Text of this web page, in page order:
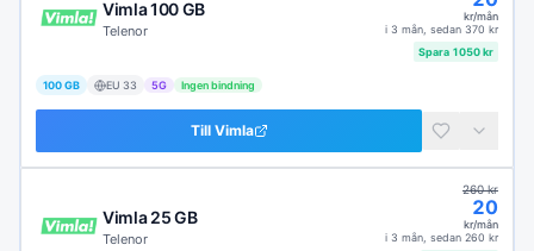
Vimla 100 GB
Telenor
kr/mån
i 3 mån , sedan 370 kr
Spara 1050kr
100 GB EU 33 5G Ingen bindning
Till Vimla
Vimla 25 GB
Telenor
260kr
20
kr/mån
i 3 mån , sedan 260 kr